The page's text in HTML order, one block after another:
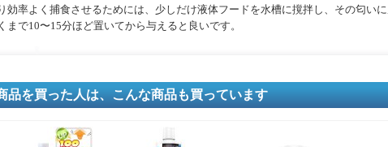
効率よく捕食させるためには、少しだけ液体フードを水槽に撹拌し、その匂い
まで10〜15分ほど置いてから与えると良いです。
品を買った人は、こんな商品も買っています